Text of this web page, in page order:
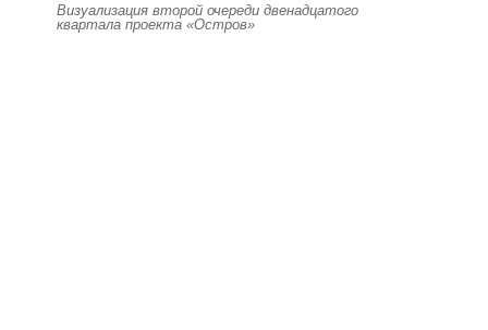
Визуализация второй очереди двенадцатого
квартала проекта «Остров»